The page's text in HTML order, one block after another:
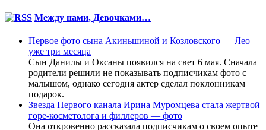
Между нами, Девочками…
Первое фото сына Акиньшиной и Козловского — Лео
уже три месяца
Сын Данилы и Оксаны появился на свет 6 мая. Сначала
родители решили не показывать подписчикам фото с
малышом, однако сегодня актер сделал поклонникам
подарок.
Звезда Первого канала Ирина Муромцева стала жертвой
горе-косметолога и филлеров — фото
Она откровенно рассказала подписчикам о своем опыте